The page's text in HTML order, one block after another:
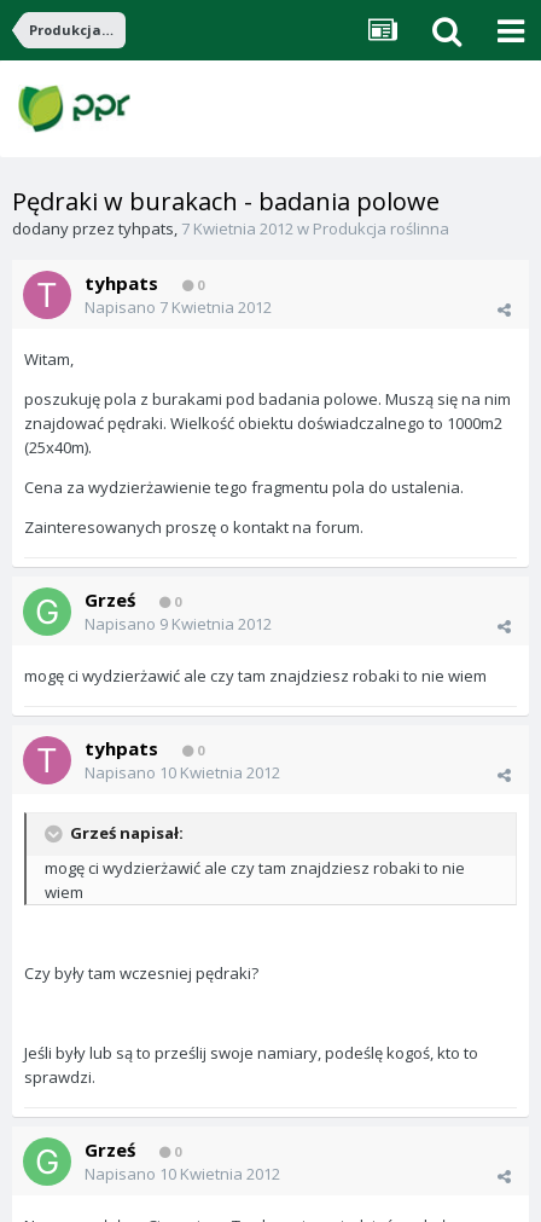
Produkcja roślinna
Pędraki w burakach - badania polowe
dodany przez tyhpats, 7 Kwietnia 2012w Produkcja roślinna
tyhpats 0
Napisano 7 Kwietnia 2012
Witam,
poszukuję pola z burakami pod badania polowe. Muszą się na nim
znajdować pędraki. Wielkość obiektu doświadczalnego to 1000m2
(25x40m).
Cena za wydzierżawienie tego fragmentu pola do ustalenia.
Zainteresowanych proszę o kontakt na forum.
Grześ 0
Napisano 9 Kwietnia 2012
mogę ci wydzierżawić ale czy tam znajdziesz robaki to nie wiem
tyhpats 0
Napisano 10 Kwietnia 2012
Grześ napisał:
mogę ci wydzierżawić ale czy tam znajdziesz robaki to nie
wiem
Czy były tam wczesniej pędraki?
Jeśli były lub są to prześlij swoje namiary, podeślę kogoś, kto to
sprawdzi.
Grześ 0
Napisano 10 Kwietnia 2012